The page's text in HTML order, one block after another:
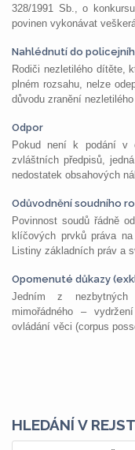
328/1991 Sb., o
povinen vykonávat
Nahlédnutí do
Rodiči nezletilého dítěte,
plném rozsahu, nelze
důvodu zranění
Odpor
Pokud není k podání v
zvláštních předpisů,
nedostatek obsahových
Odůvodnění soudního
Povinnost soudů řádně
klíčových prvků práva
Listiny základních práv a
Opomenuté důkazy
Jedním z nezbytných
mimořádného –
ovládání věci (corpus
HLEDÁNÍ V